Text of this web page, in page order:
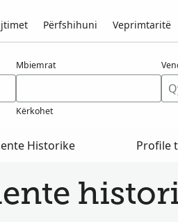
Përfshihuni Veprimtaritë
Mbiemrat
Kërkohet
Historike Profile